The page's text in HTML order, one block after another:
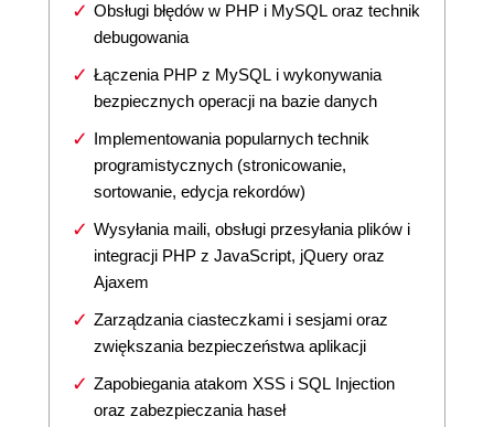
Obsługi błędów w PHP i MySQL oraz technik
debugowania
Łączenia PHP z MySQL i wykonywania
bezpiecznych operacji na bazie danych
Implementowania popularnych technik
programistycznych (stronicowanie,
sortowanie, edycja rekordów)
Wysyłania maili, obsługi przesyłania plików i
integracji PHP z JavaScript, jQuery oraz
Ajaxem
Zarządzania ciasteczkami i sesjami oraz
zwiększania bezpieczeństwa aplikacji
Zapobiegania atakom XSS i SQL Injection
oraz zabezpieczania haseł